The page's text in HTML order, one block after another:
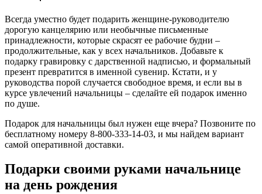
Всегда уместно будет подарить женщине-руководителю
дорогую канцелярию или необычные письменные
принадлежности, которые скрасят ее рабочие будни –
продолжительные, как у всех начальников. Добавьте к
подарку гравировку с дарственной надписью, и формальный
презент превратится в именной сувенир. Кстати, и у
руководства порой случается свободное время, и если вы в
курсе увлечений начальницы – сделайте ей подарок именно
по душе.
Подарок для начальницы был нужен еще вчера? Позвоните по
бесплатному номеру 8-800-333-14-03, и мы найдем вариант
самой оперативной доставки.
Подарки своими руками начальнице
на день рождения